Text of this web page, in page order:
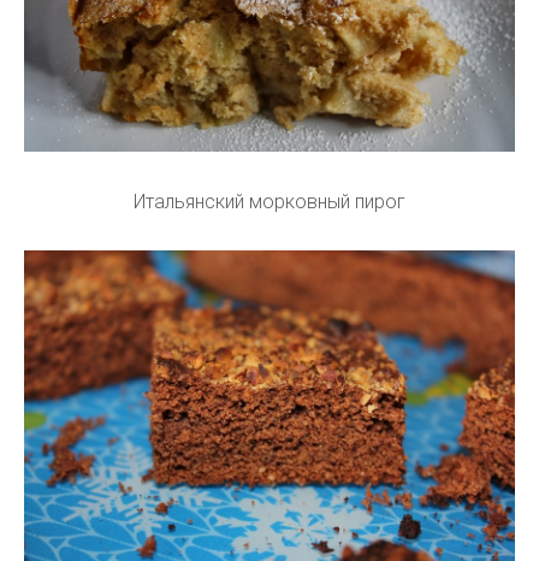
Итальянский морковный пирог